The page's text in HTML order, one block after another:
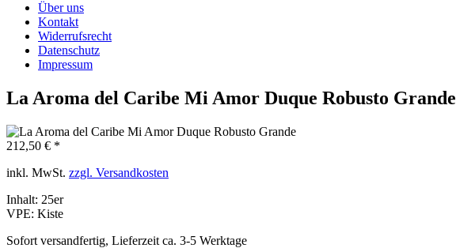
Über uns
Kontakt
Widerrufsrecht
Datenschutz
Impressum
La Aroma del Caribe Mi Amor Duque Robusto Grande
212,50 € *
inkl. MwSt. zzgl. Versandkosten
Inhalt: 25er
VPE: Kiste
Sofort versandfertig, Lieferzeit ca. 3-5 Werktage